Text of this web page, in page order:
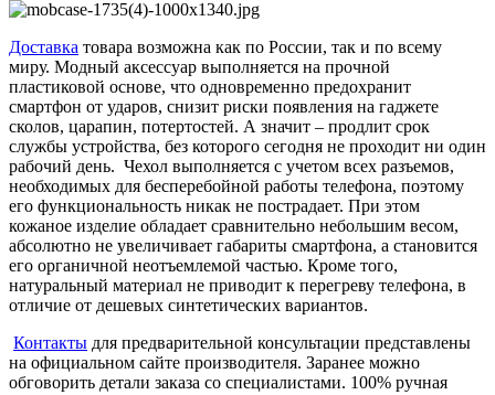
Доставка товара возможна как по России, так и по всему
миру. Модный аксессуар выполняется на прочной
пластиковой основе, что одновременно предохранит
смартфон от ударов, снизит риски появления на гаджете
сколов, царапин, потертостей. А значит – продлит срок
службы устройства, без которого сегодня не проходит ни один
рабочий день. Чехол выполняется с учетом всех разъемов,
необходимых для бесперебойной работы телефона, поэтому
его функциональность никак не пострадает. При этом
кожаное изделие обладает сравнительно небольшим весом,
абсолютно не увеличивает габариты смартфона, а становится
его органичной неотъемлемой частью. Кроме того,
натуральный материал не приводит к перегреву телефона, в
отличие от дешевых синтетических вариантов.
Контакты для предварительной консультации представлены
на официальном сайте производителя. Заранее можно
обговорить детали заказа со специалистами. 100% ручная